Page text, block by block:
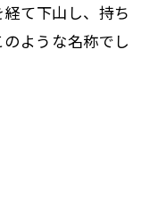
て下山し、持ち
ような名称でし